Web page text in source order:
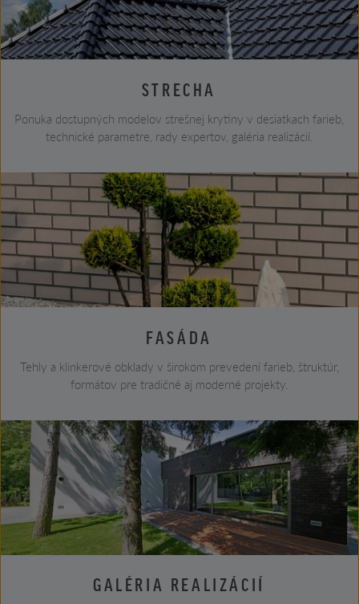
STRECHA
Ponuka dostupných modelov strešnej krytiny v desiatkach farieb,
technické parametre, rady expertov, galéria realizácií.
FASÁDA
Tehly a klinkerové obklady v širokom prevedení farieb, štruktúr,
formátov pre tradičné aj moderné projekty.
GALÉRIA REALIZÁCIÍ